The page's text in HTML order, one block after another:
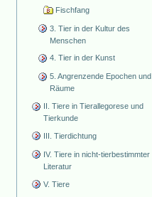
Fischfang
3. Tier in der Kultur des
Menschen
4. Tier in der Kunst
5. Angrenzende Epochen und
Räume
II. Tiere in Tierallegorese und
Tierkunde
III. Tierdichtung
IV. Tiere in nicht-tierbestimmter
Literatur
V. Tiere